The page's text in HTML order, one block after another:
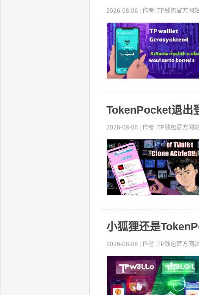
2026-08-06 | 作者: TP钱包官方网站
TokenPocket退出
2026-08-06 | 作者: TP钱包官方网站
小狐狸还是
2026-08-06 | 作者: TP钱包官方网站